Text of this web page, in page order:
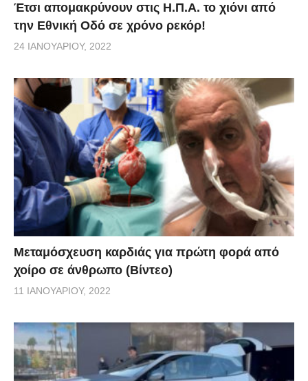
Έτσι απομακρύνουν στις Η.Π.Α. το χιόνι από
την Εθνική Οδό σε χρόνο ρεκόρ!
24 ΙΑΝΟΥΑΡΊΟΥ, 2022
Μεταμόσχευση καρδιάς για πρώτη φορά από
χοίρο σε άνθρωπο (Βίντεο)
11 ΙΑΝΟΥΑΡΊΟΥ, 2022